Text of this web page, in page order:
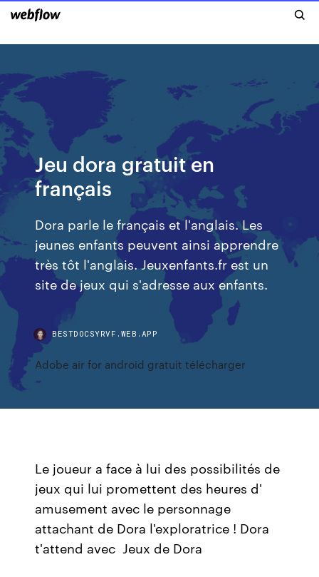
Jeu dora gratuit en
français
Dora parle le français et l'anglais. Les
jeunes enfants peuvent ainsi apprendre
très tôt l'anglais. Jeuxenfants.fr est un
site de jeux qui s'adresse aux enfants.
BESTDOCSYRVF.WEB.APP
Adobe air for android gratuit télécharger
Le joueur a face à lui des possibilités de
jeux qui lui promettent des heures d'
amusement avec le personnage
attachant de Dora l'exploratrice ! Dora
t'attend avec Jeux de Dora